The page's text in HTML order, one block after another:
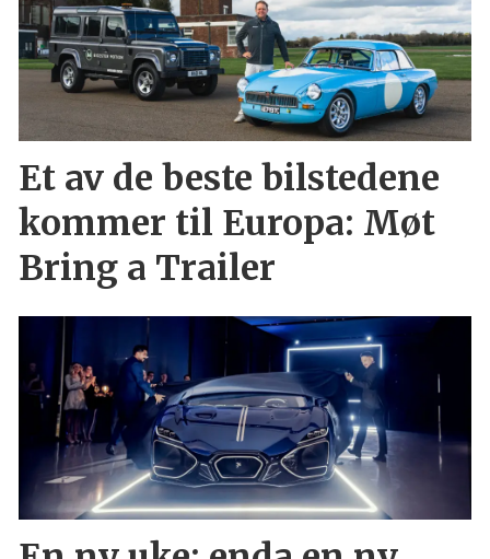
Et av de beste bilstedene
kommer til Europa: Møt
Bring a Trailer